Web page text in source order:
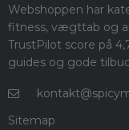
Webshoppen har
fitness, vægttab og
TrustPilot score på
guides og gode
Sitemap